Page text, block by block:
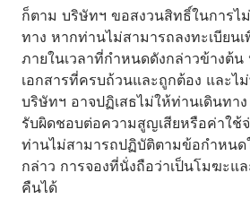
ก็ตาม บริษัทฯ ขอสงวนสิทธิ์ในการไ
ทาง หากท่านไม่สามารถลงทะเบียน
ภายในเวลาที่กำหนดดังกล่าวข้างต้
เอกสารที่ครบถ้วนและถูกต้อง และไ
บริษัทฯ อาจปฏิเสธไม่ให้ท่านเดินทา
รับผิดชอบต่อความสูญเสียหรือค่าใช้
ท่านไม่สามารถปฏิบัติตามข้อกำหน
กล่าว การจองที่นั่งถือว่าเป็นโมฆะแล
คืนได้